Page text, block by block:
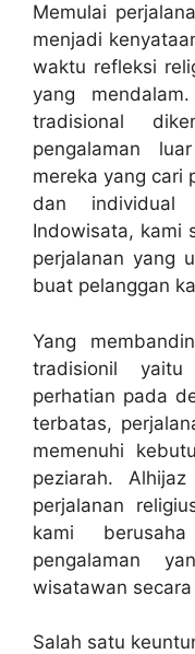
Memulai
menjadi
waktu refleksi
yang
tradisional
pengalaman
mereka yang cari
dan
Indowisata, kami
perjalanan yang
buat pelanggan
Yang
tradisionil
perhatian pada
terbatas,
memenuhi
peziarah.
perjalanan
kami
pengalaman
wisatawan
Salah satu